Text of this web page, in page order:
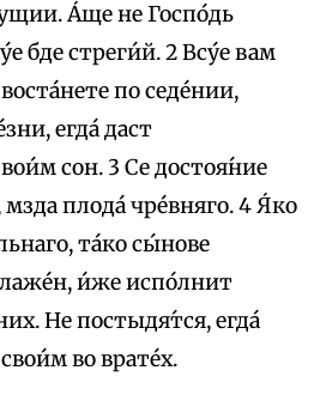
А́ще не Госпо́дь
бде стреги́й. 2 Всу́е вам
по седе́нии,
егда́ даст
сон. 3 Се достоя́ние
плода́ чре́вняго. 4 Я́ко
та́ко сы́нове
и́же испо́лнит
Не постыдя́тся, егда́
во врате́х.